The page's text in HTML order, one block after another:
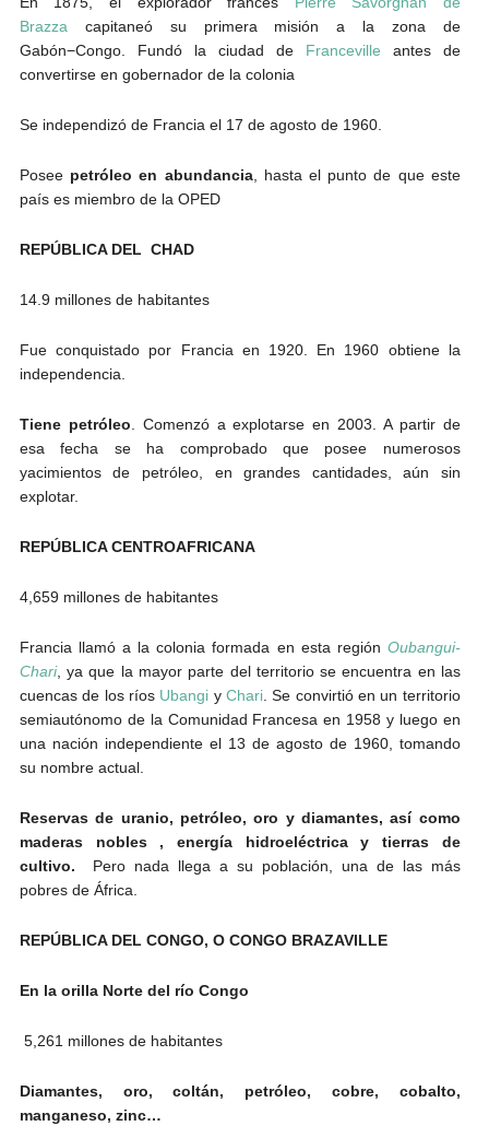
Brazzacapitaneó su primera misión a la zona de
Gabón−Congo. Fundó la ciudad de Franceville antes de
convertirse en gobernador de la colonia
Se independizó de Francia el 17 de agosto de 1960.
Posee petróleo en abundancia, hasta el punto de que este
país es miembro de la OPED
REPÚBLICA DEL CHAD
14.9 millones de habitantes
Fue conquistado por Francia en 1920. En 1960 obtiene la
independencia.
Tiene petróleo. Comenzó a explotarse en 2003. A partir de
esa fecha se ha comprobado que posee numerosos
yacimientos de petróleo, en grandes cantidades, aún sin
explotar.
REPÚBLICA CENTROAFRICANA
4,659 millones de habitantes
Francia llamó a la colonia formada en esta región Oubangui-
Chari, ya que la mayor parte del territorio se encuentra en las
cuencas de los ríos Ubangi yChari. Se convirtió en un territorio
semiautónomo de la Comunidad Francesa en 1958 y luego en
una nación independiente el 13 de agosto de 1960, tomando
su nombre actual.
Reservas de uranio, petróleo, oro y diamantes, así como
maderas nobles , energía hidroeléctrica y tierras de
cultivo. Pero nada llega a su población, una de las más
pobres de África.
REPÚBLICA DEL CONGO, O CONGO BRAZAVILLE
En la orilla Norte del río Congo
5,261 millones de habitantes
Diamantes, oro, coltán, petróleo, cobre, cobalto,
manganeso, zinc…